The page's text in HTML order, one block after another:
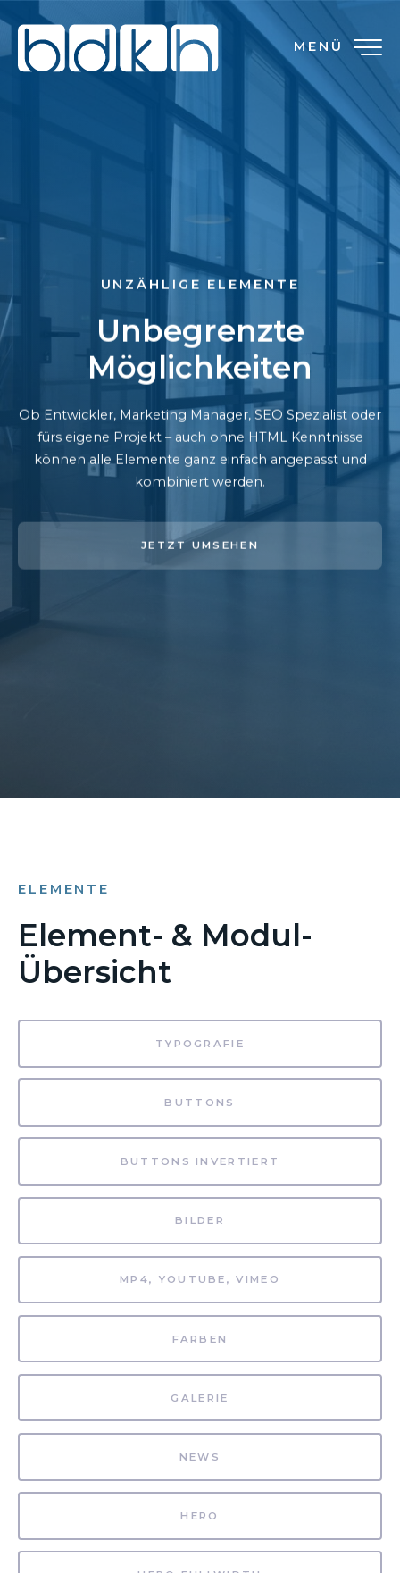
MENÜ
UNZÄHLIGE ELEMENTE
Unbegrenzte
Möglichkeiten
Ob Entwickler, Marketing Manager, SEO Spezialist oder
fürs eigene Projekt – auch ohne HTML Kenntnisse
können alle Elemente ganz einfach angepasst und
kombiniert werden.
JETZT UMSEHEN
ELEMENTE
Element- & Modul-
Übersicht
TYPOGRAFIE
BUTTONS
BUTTONS INVERTIERT
BILDER
MP4, YOUTUBE, VIMEO
FARBEN
GALERIE
NEWS
HERO